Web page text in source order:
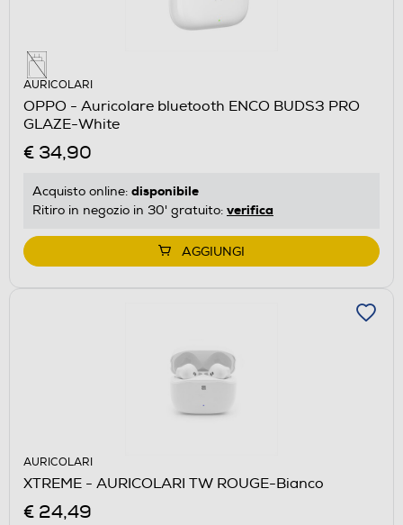
AURICOLARI
OPPO - Auricolare bluetooth ENCO BUDS3 PRO
GLAZE-White
€ 34,90
Acquisto online: disponibile
Ritiro in negozio in 30' gratuito: verifica
AGGIUNGI
AURICOLARI
XTREME - AURICOLARI TW ROUGE-Bianco
€ 24,49